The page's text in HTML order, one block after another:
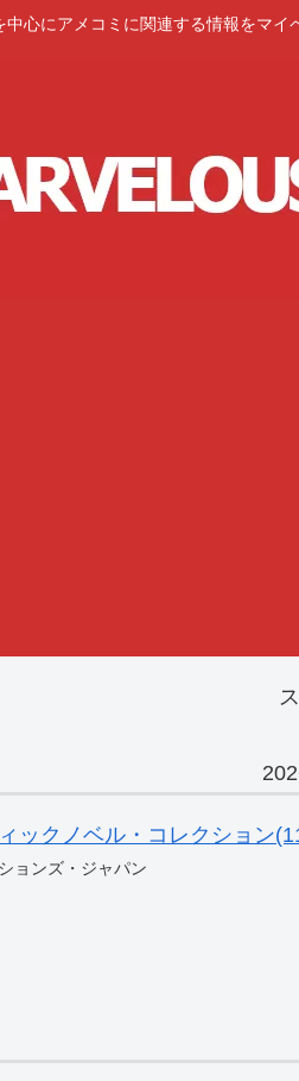
中心にアメコミに関連する情報をマイ
ックノベル・コレクション
ョンズ・ジャパン